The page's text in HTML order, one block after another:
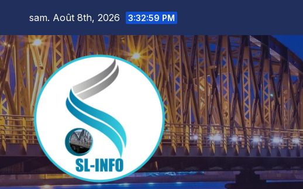
content
sam. Août 8th, 2026 3:33:01 PM